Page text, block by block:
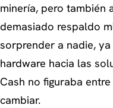
minería, pero también
demasiado respaldo
sorprender a nadie,
hardware hacia las
Cash no figuraba
cambiar.